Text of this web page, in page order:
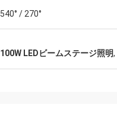
540° / 270°
100W LEDビームステージ照明,